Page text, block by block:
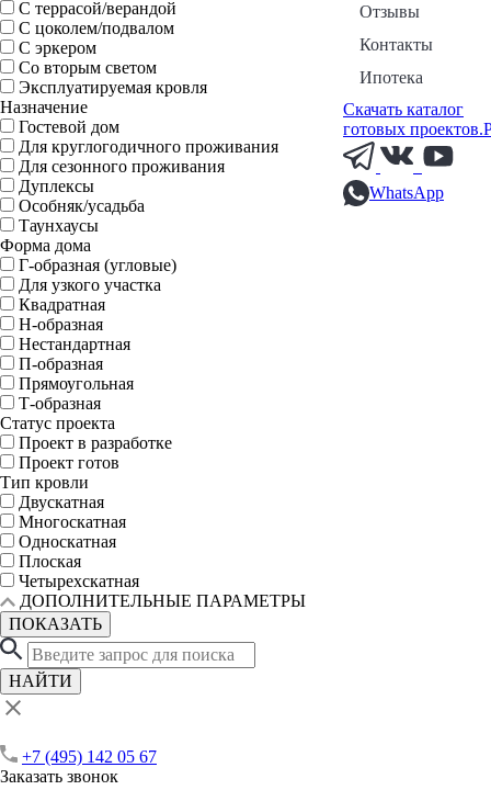
Отзывы
Контакты
Ипотека
Скачать каталог
готовых
WhatsApp
С террасой/верандой
С цоколем/подвалом
С эркером
Со вторым светом
Эксплуатируемая кровля
Назначение
Гостевой дом
Для круглогодичного проживания
Для сезонного проживания
Дуплексы
Особняк/усадьба
Таунхаусы
Форма дома
Г-образная (угловые)
Для узкого участка
Квадратная
Н-образная
Нестандартная
П-образная
Прямоугольная
Т-образная
Статус проекта
Проект в разработке
Проект готов
Тип кровли
Двускатная
Многоскатная
Односкатная
Плоская
Четырехскатная
ДОПОЛНИТЕЛЬНЫЕ ПАРАМЕТРЫ
ПОКАЗАТЬ
НАЙТИ
+7 (495) 142 05 67
Заказать звонок